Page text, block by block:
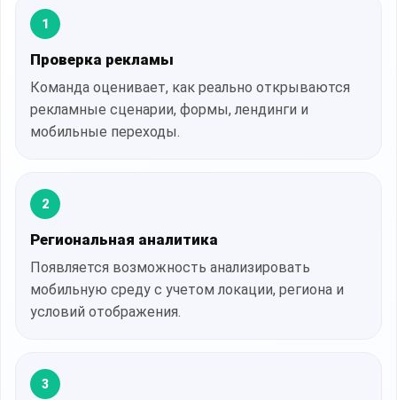
1
Проверка рекламы
Команда оценивает, как реально открываются
рекламные сценарии, формы, лендинги и
мобильные переходы.
2
Региональная аналитика
Появляется возможность анализировать
мобильную среду с учетом локации, региона и
условий отображения.
3